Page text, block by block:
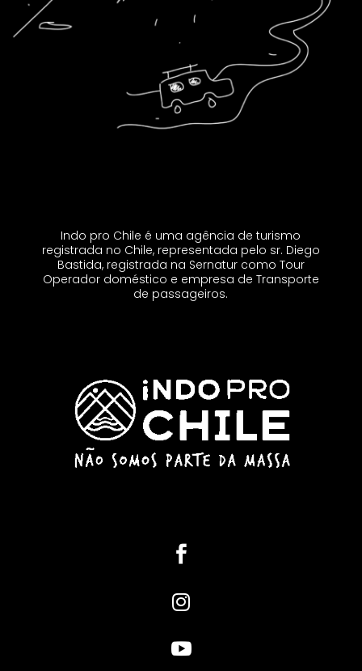
Indo pro Chile é uma agência de turismo
registrada no Chile, representada pelo sr. Diego
Bastida, registrada na Sernatur como Tour
Operador doméstico e empresa de Transporte
de passageiros.


